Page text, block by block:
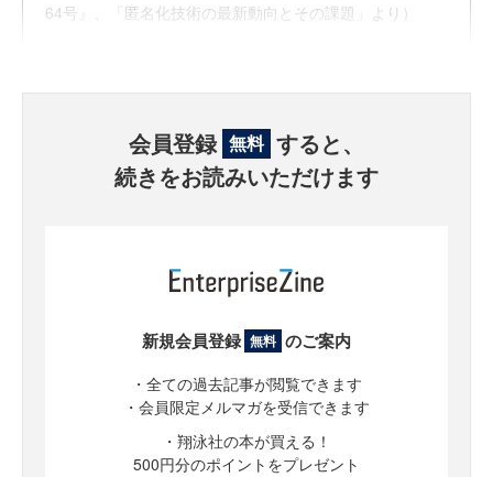
64号』、「 匿名化技術の最新動向とその課題」より）
会員登録 無料 すると、
続きをお読みいただけます
新規会員登録 無料 のご案内
・全ての過去記事が閲覧できます
・会員限定メルマガを受信できます
・翔泳社の本が買える！
500円分のポイントをプレゼント